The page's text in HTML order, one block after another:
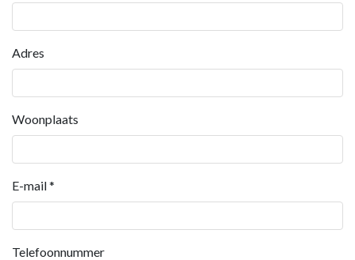
Adres
Woonplaats
E-mail*
Telefoonnummer